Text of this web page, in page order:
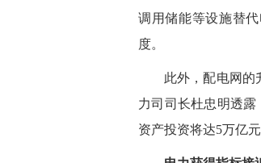
调用储能等设施替
度。
此外，配电网的升
力司司长杜忠明透
资产投资将达5万亿元